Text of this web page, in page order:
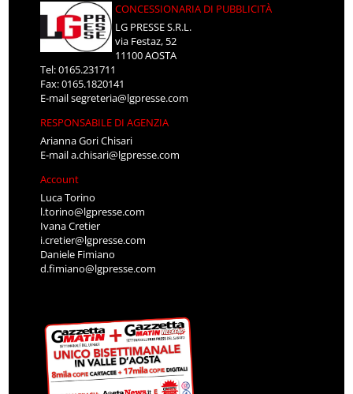
CONCESSIONARIA DI PUBBLICITÀ
LG PRESSE S.R.L.
via Festaz, 52
11100 AOSTA
Tel: 0165.231711
Fax: 0165.1820141
E-mailsegreteria@lgpresse.com
RESPONSABILE DI AGENZIA
Arianna Gori Chisari
E-maila.chisari@lgpresse.com
Account
Luca Torino
l.torino@lgpresse.com
Ivana Cretier
i.cretier@lgpresse.com
Daniele Fimiano
d.fimiano@lgpresse.com